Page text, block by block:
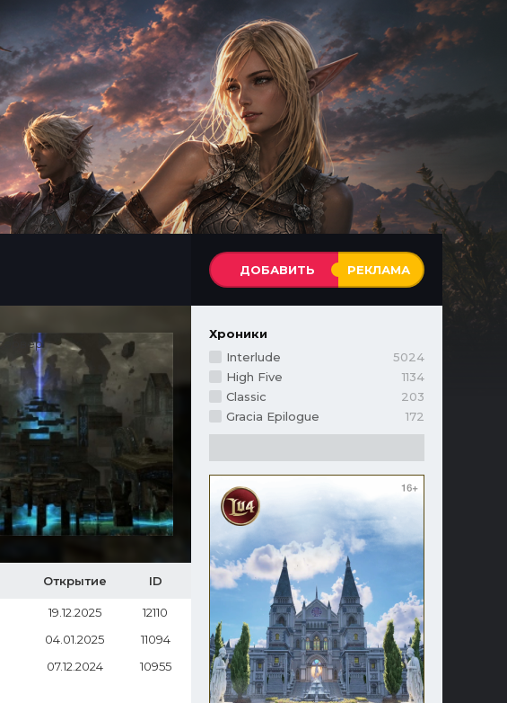
ДОБАВИТЬ РЕКЛАМА
Открытие ID
19.12.2025
12110
04.01.2025
11094
07.12.2024 10955
Хроники
Interlude
5024
High Five
1134
Classic
203
Gracia Epilogue
172